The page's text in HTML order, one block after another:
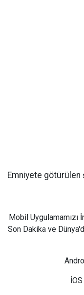
Emniyete götürülen
Mobil Uygulamamızı
Son Dakika ve